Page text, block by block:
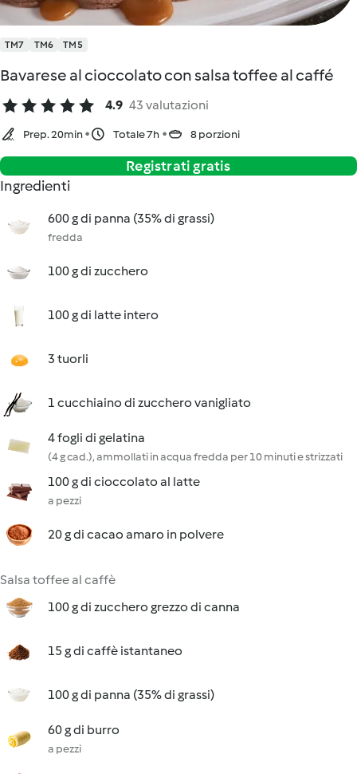
TM7 TM6 TM5
Bavarese al cioccolato con salsa toffee al caffé
4.9 43 valutazioni
Prep. 20min Totale 7h 8 porzioni
Registrati gratis
Ingredienti
600 g di panna (35% di grassi)
fredda
100 g di zucchero
100 g di latte intero
3 tuorli
1 cucchiaino di zucchero vanigliato
4 fogli di gelatina
(4 g cad.), ammollati in acqua fredda per 10 minuti e strizzati
100 g di cioccolato al latte
a pezzi
20 g di cacao amaro in polvere
Salsa toffee al caffè
100 g di zucchero grezzo di canna
15 g di caffè istantaneo
100 g di panna (35% di grassi)
60 g di burro
a pezzi